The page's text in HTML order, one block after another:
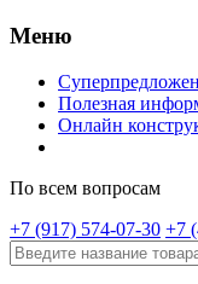
Меню
Полезная
Онлайн
По всем вопросам
+7 (917) 574-07-30 +7